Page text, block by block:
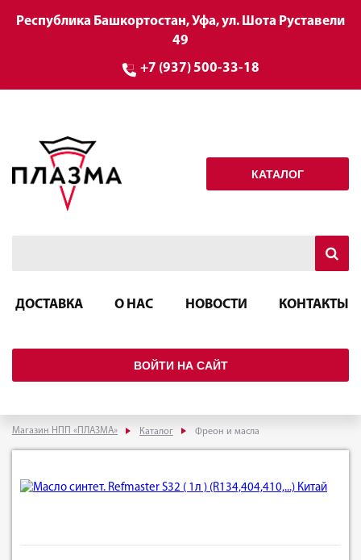
Республика Башкортостан, Уфа, ул. Шота Руставели
49
+7 (937) 500-33-18
КАТАЛОГ
ДОСТАВКА О НАС НОВОСТИ КОНТАКТЫ
ВОЙТИ НА САЙТ
Магазин НПП «ПЛАЗМА» Каталог Фреон и масла